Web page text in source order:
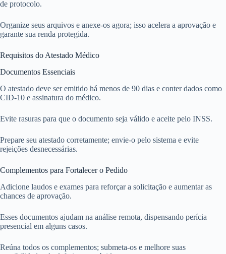
de protocolo.
Organize seus arquivos e anexe-os agora; isso acelera a aprovação e
garante sua renda protegida.
Requisitos do Atestado Médico
Documentos Essenciais
O atestado deve ser emitido há menos de 90 dias e conter dados como
CID-10 e assinatura do médico.
Evite rasuras para que o documento seja válido e aceite pelo INSS.
Prepare seu atestado corretamente; envie-o pelo sistema e evite
rejeições desnecessárias.
Complementos para Fortalecer o Pedido
Adicione laudos e exames para reforçar a solicitação e aumentar as
chances de aprovação.
Esses documentos ajudam na análise remota, dispensando perícia
presencial em alguns casos.
Reúna todos os complementos; submeta-os e melhore suas